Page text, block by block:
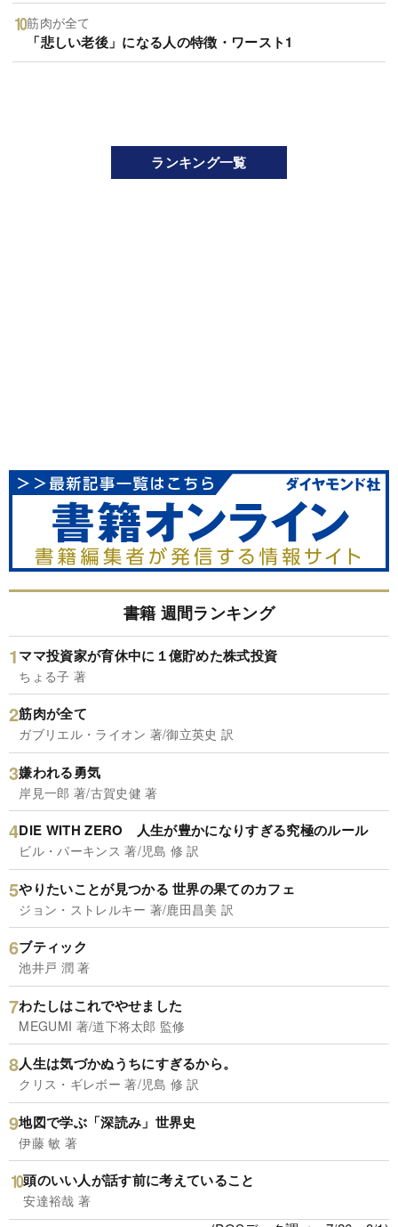
筋肉が全て
「悲しい老後」になる人の特徴・ワースト1
ランキング一覧
書籍 週間ランキング
ママ投資家が育休中に１億貯めた株式投資
ちょる子 著
筋肉が全て
ガブリエル・ライオン 著/御立英史 訳
嫌われる勇気
岸見一郎 著/古賀史健 著
DIE WITH ZERO 人生が豊かになりすぎる究極のルール
ビル・パーキンス 著/児島 修 訳
やりたいことが見つかる 世界の果てのカフェ
ジョン・ストレルキー 著/鹿田昌美 訳
ブティック
池井戸 潤 著
わたしはこれでやせました
MEGUMI 著/道下将太郎 監修
人生は気づかぬうちにすぎるから。
クリス・ギレボー 著/児島 修 訳
地図で学ぶ「深読み」世界史
伊藤 敏 著
頭のいい人が話す前に考えていること
安達裕哉 著